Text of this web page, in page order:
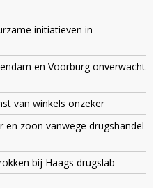
initiatieven in
en Voorburg onverwacht
van winkels onzeker
en zoon vanwege drugshandel
bij Haags drugslab